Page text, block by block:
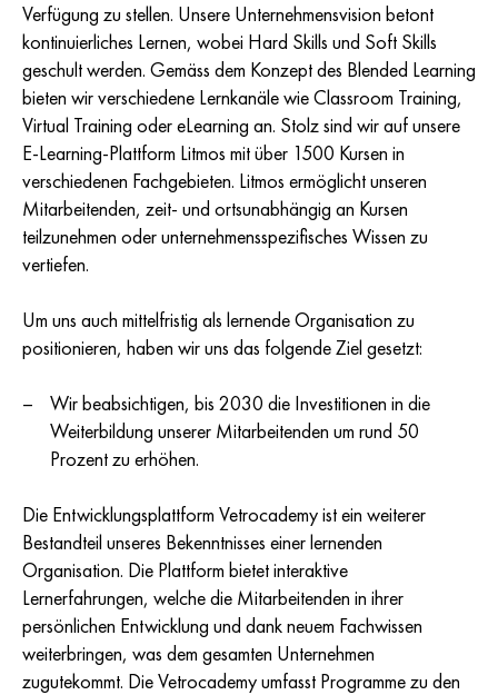
Verfügung zu stellen. Unsere Unternehmensvision betont
kontinuierliches Lernen, wobei Hard Skills und Soft Skills
geschult werden. Gemäss dem Konzept des Blended Learning
bieten wir verschiedene Lernkanäle wie Classroom Training,
Virtual Training oder eLearning an. Stolz sind wir auf unsere
E-Learning-Plattform Litmos mit über 1500 Kursen in
verschiedenen Fachgebieten. Litmos ermöglicht unseren
Mitarbeitenden, zeit- und ortsunabhängig an Kursen
teilzunehmen oder unternehmensspezifisches Wissen zu
vertiefen.
Um uns auch mittelfristig als lernende Organisation zu
positionieren, haben wir uns das folgende Ziel gesetzt:
Wir beabsichtigen, bis 2030 die Investitionen in die
Weiterbildung unserer Mitarbeitenden um rund 50
Prozent zu erhöhen.
Die Entwicklungsplattform Vetrocademy ist ein weiterer
Bestandteil unseres Bekenntnisses einer lernenden
Organisation. Die Plattform bietet interaktive
Lernerfahrungen, welche die Mitarbeitenden in ihrer
persönlichen Entwicklung und dank neuem Fachwissen
weiterbringen, was dem gesamten Unternehmen
zugutekommt. Die Vetrocademy umfasst Programme zu den